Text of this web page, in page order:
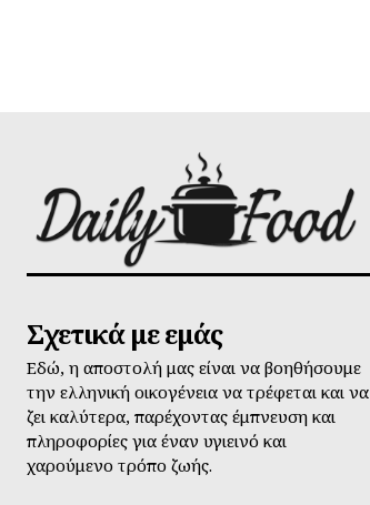
Σχετικά με εμάς
Εδώ, η αποστολή μας είναι να βοηθήσουμε
την ελληνική οικογένεια να τρέφεται και να
ζει καλύτερα, παρέχοντας έμπνευση και
πληροφορίες για έναν υγιεινό και
χαρούμενο τρόπο ζωής.